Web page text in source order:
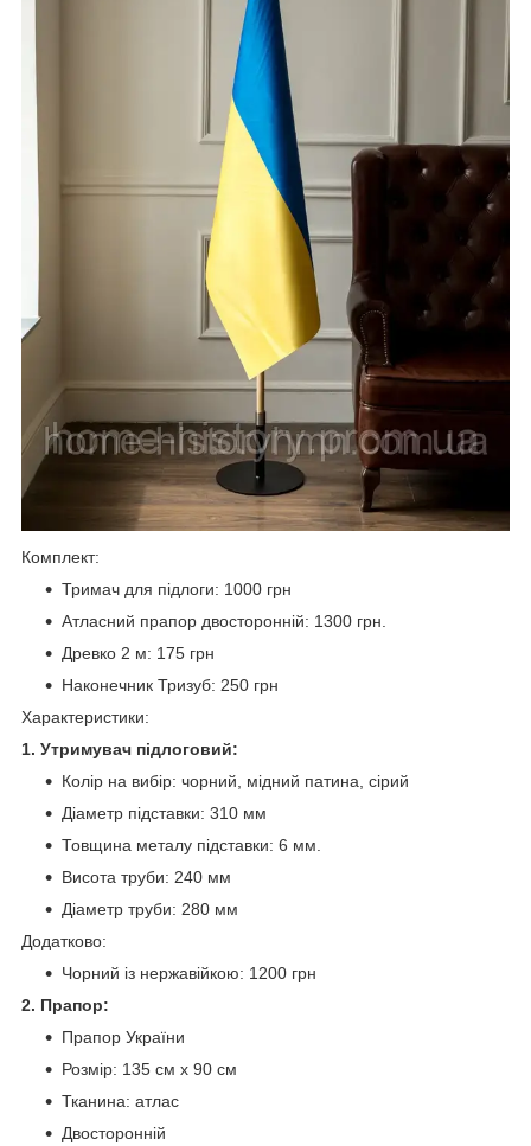
Комплект:
Тримач для підлоги: 1000 грн
Атласний прапор двосторонній: 1300 грн.
Древко 2 м: 175 грн
Наконечник Тризуб: 250 грн
Характеристики:
1. Утримувач підлоговий:
Колір на вибір: чорний, мідний патина, сірий
Діаметр підставки: 310 мм
Товщина металу підставки: 6 мм.
Висота труби: 240 мм
Діаметр труби: 280 мм
Додатково:
Чорний із нержавійкою: 1200 грн
2. Прапор:
Прапор України
Розмір: 135 см х 90 см
Тканина: атлас
Двосторонній